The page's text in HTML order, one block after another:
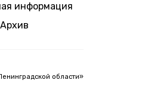
информация
Архив
области»